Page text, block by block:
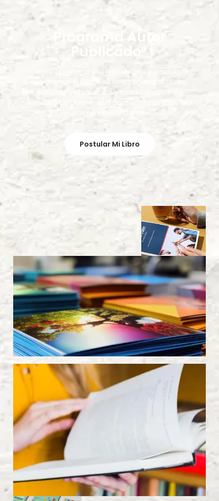
Programa Autor
Publicado®
Nuestro programa editorial insignia para autores
que desean publicar su libro con respaldo real,
estructura profesional y acompañamiento
estratégico. Diseño, web para venta directa, clip
promo y mucho más.
Postular Mi Libro